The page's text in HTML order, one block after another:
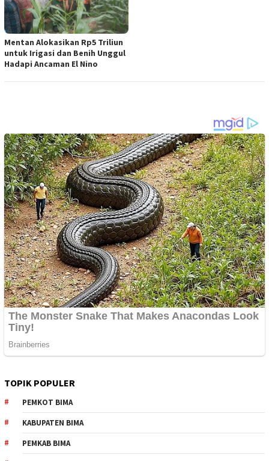
Mentan Alokasikan Rp5 Triliun
untuk Irigasi dan Benih Unggul
Hadapi Ancaman El Nino
TOPIK POPULER
PEMKOT BIMA
KABUPATEN BIMA
PEMKAB BIMA